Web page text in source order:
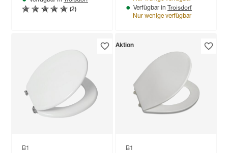
(2)
Verfügbar in Troisdorf
Nur wenige verfügbar
B1
Aktion
B1